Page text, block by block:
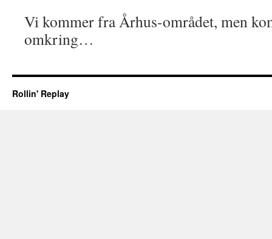
Vi kommer fra Århus-området, men
omkring…
Rollin' Replay